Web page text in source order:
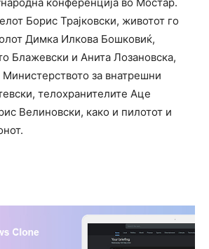
Борис Трајковски, животот го
Димка Илкова Бошковиќ,
Блажевски и Анита Лозановска,
Министерството за внатрешни
телохранителите Аце
Велиновски, како и пилотот и